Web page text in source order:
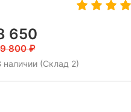
650
800
наличии (Склад 2)